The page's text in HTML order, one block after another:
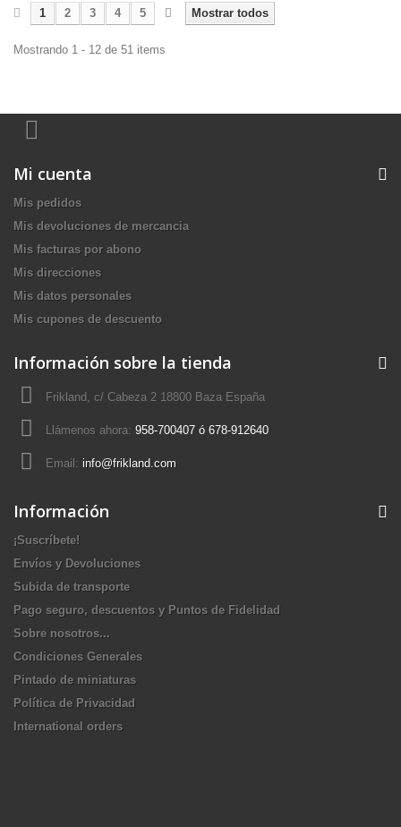
Mostrar todos
1 2 3 4 5
Mostrando 1 - 12 de 51 items
Mi cuenta
Mis pedidos
Mis devoluciones de mercancia
Mis facturas por abono
Mis direcciones
Mis datos personales
Mis cupones de descuento
Información sobre la tienda
Frikland, c/ Cabeza 2 18800 Baza España
Llámenos ahora: 958-700407 ó 678-912640
Email: info@frikland.com
Información
¡Suscríbete!
Envíos y Devoluciones
Subida de transporte
Pago seguro, descuentos y Puntos de Fidelidad
Sobre nosotros...
Condiciones Generales
Pintado de miniaturas
Política de Privacidad
International orders